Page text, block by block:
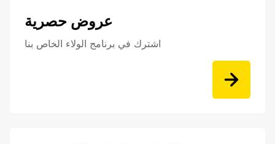
عروض حصرية
اشترك في برنامج الولاء الخاص بنا